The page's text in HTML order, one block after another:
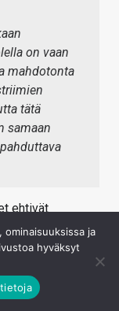
on vaan
mahdotonta
tätä
samaan
ehtivät
ja
hyväksyt